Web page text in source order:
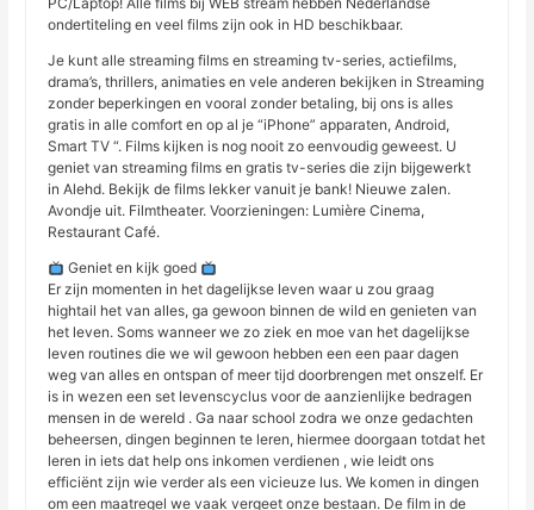
ondertiteling en veel films zijn ook in HD beschikbaar.
Je kunt alle streaming films en streaming tv-series, actiefilms,
drama’s, thrillers, animaties en vele anderen bekijken in Streaming
zonder beperkingen en vooral zonder betaling, bij ons is alles
gratis in alle comfort en op al je “iPhone” apparaten, Android,
Smart TV “. Films kijken is nog nooit zo eenvoudig geweest. U
geniet van streaming films en gratis tv-series die zijn bijgewerkt
in Alehd. Bekijk de films lekker vanuit je bank! Nieuwe zalen.
Avondje uit. Filmtheater. Voorzieningen: Lumière Cinema,
Restaurant Café.
Geniet en kijk goed
Er zijn momenten in het dagelijkse leven waar u zou graag
hightail het van alles, ga gewoon binnen de wild en genieten van
het leven. Soms wanneer we zo ziek en moe van het dagelijkse
leven routines die we wil gewoon hebben een een paar dagen
weg van alles en ontspan of meer tijd doorbrengen met onszelf. Er
is in wezen een set levenscyclus voor de aanzienlijke bedragen
mensen in de wereld . Ga naar school zodra we onze gedachten
beheersen, dingen beginnen te leren, hiermee doorgaan totdat het
leren in iets dat help ons inkomen verdienen , wie leidt ons
efficiënt zijn wie verder als een vicieuze lus. We komen in dingen
om een maatregel we vaak vergeet onze bestaan. De film in de